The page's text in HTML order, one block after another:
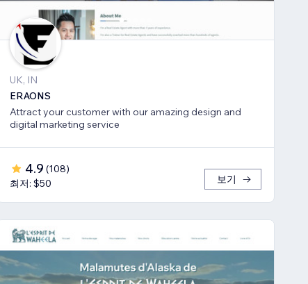
UK, IN
ERAONS
Attract your customer with our amazing design and
digital marketing service
4.9 (108)
최저: $50
보기